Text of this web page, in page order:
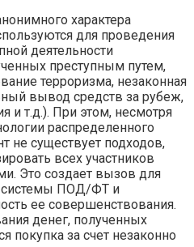
характера
для проведения
деятельности
преступным путем,
терроризма, незаконная
вывод средств за рубеж,
и т.д.). При этом, несмотря
распределенного
не существует подходов,
всех участников
Это создает вызов для
системы ПОД/ФТ и
ее совершенствования.
денег, полученных
покупка за счет незаконно